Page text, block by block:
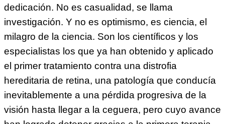
dedicación. No es casualidad, se llama
investigación. Y no es optimismo, es ciencia, el
milagro de la ciencia. Son los científicos y los
especialistas los que ya han obtenido y aplicado
el primer tratamiento contra una distrofia
hereditaria de retina, una patología que conducía
inevitablemente a una pérdida progresiva de la
visión hasta llegar a la ceguera, pero cuyo avance